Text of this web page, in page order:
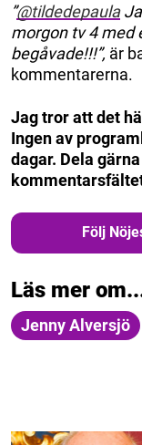
”@tildedepaulaJa
morgon tv 4 med
begåvade!!!”, är
kommentarerna.
Jag tror att det
Ingen av
dagar. Dela
Följ
Läs mer
Jenny Alversjö